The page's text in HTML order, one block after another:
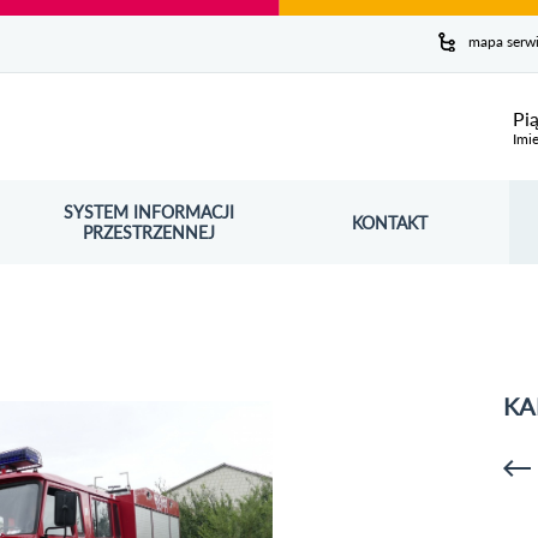
mapa
SYSTEM INFORMACJI
PRZESTRZENNEJ
OTWORZY SIĘ W NOWYM OKNIE KONTAKT